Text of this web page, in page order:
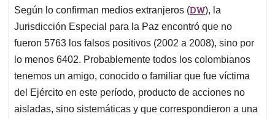
p
p
o
k
I
n
s
Según lo confirman medios extranjeros (DW), la
Jurisdicción Especial para la Paz encontró que no
fueron 5763 los falsos positivos (2002 a 2008), sino por
lo menos 6402. Probablemente todos los colombianos
tenemos un amigo, conocido o familiar que fue víctima
del Ejército en este período, producto de acciones no
aisladas, sino sistemáticas y que correspondieron a una